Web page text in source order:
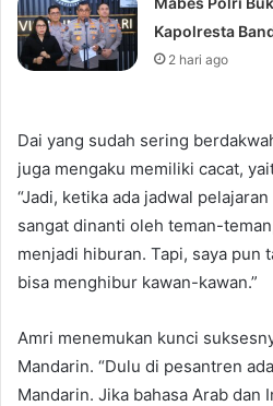
Kapolresta
2 hari ago
Dai yang sudah sering
juga mengaku memiliki cacat,
“Jadi, ketika ada jadwal
sangat dinanti oleh teman-
menjadi hiburan. Tapi, saya pun
bisa menghibur kawan-kawan.”
Amri menemukan kunci
Mandarin. “Dulu di pesantren
Mandarin. Jika bahasa Arab dan